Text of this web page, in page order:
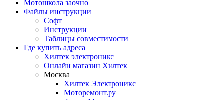
Мотошкола заочно
Файлы инструкции
Софт
Инструкции
Таблицы совместимости
Где купить адреса
Хилтек электроникс
Онлайн магазин Хилтек
Москва
Хилтек Электроникс
Моторемонт.ру